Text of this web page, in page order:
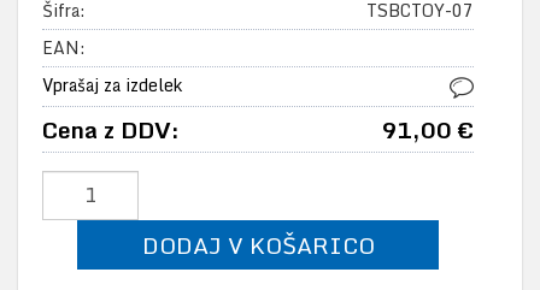
Šifra:
TSBCTOY-07
EAN:
Vprašaj za izdelek
Cena z DDV: 91,00 €
DODAJ V KOŠARICO